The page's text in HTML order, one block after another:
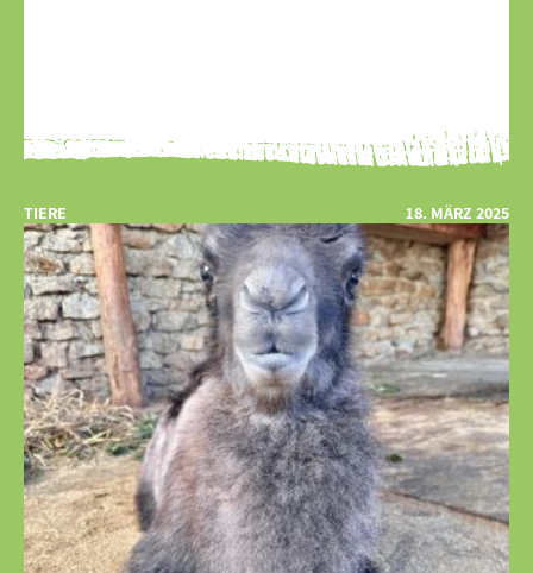
TIERE 18. MÄRZ 2025